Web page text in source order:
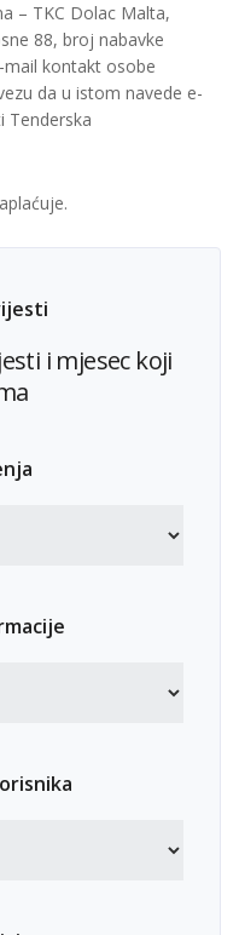
– TKC Dolac Malta,
88, broj nabavke
kontakt osobe
da u istom navede e-
Tenderska
i mjesec koji